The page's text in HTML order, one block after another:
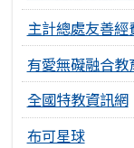
主計總處友善經
有愛無礙融合教
全國特教資訊網
布可星球